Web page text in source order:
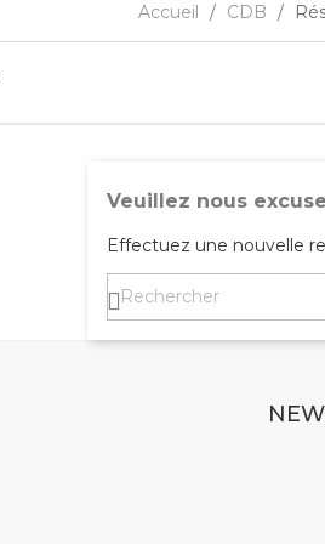
Accueil CDB
Veuillez nous
Effectuez une nouvelle